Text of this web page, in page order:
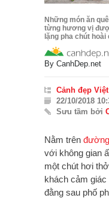
Những món ăn
từng hương vị
lặng pha chút hoài
By CanhDep.net
Cảnh đẹp
22/10/2018
Sưu tầm bởi
Nằm trên
với không gian
một chút hơi
khách cảm giác
đằng sau phố